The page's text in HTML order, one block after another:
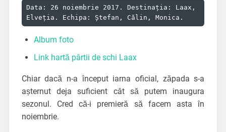
Data: 26 noiembrie 2017. Destinația: Laax,
Elveția. Echipa: Ștefan, Călin, Monica.
Album foto
Link hartă pârtii de schi Laax
Chiar dacă n-a început iarna oficial, zăpada s-a
așternut deja suficient cât să putem inaugura
sezonul. Cred că-i premieră să facem asta în
noiembrie.